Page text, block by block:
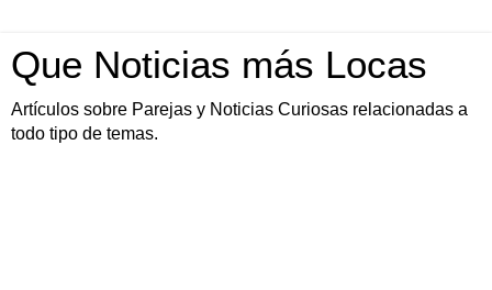
Que Noticias más Locas
Artículos sobre Parejas y Noticias Curiosas relacionadas a
todo tipo de temas.